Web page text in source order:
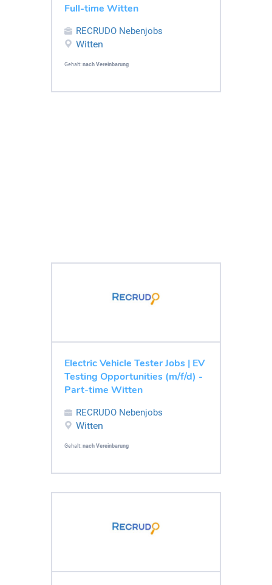
Full-time Witten
RECRUDO Nebenjobs
Witten
Gehalt: nach Vereinbarung
Electric Vehicle Tester Jobs | EV
Testing Opportunities (m/f/d) -
Part-time Witten
RECRUDO Nebenjobs
Witten
Gehalt: nach Vereinbarung